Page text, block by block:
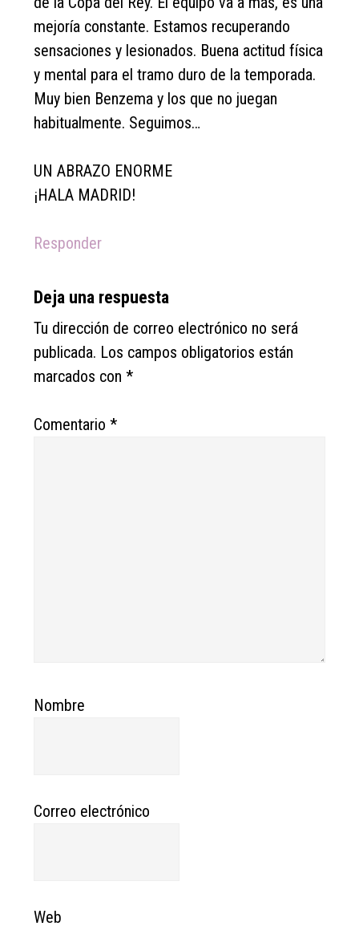
mejoría constante. Estamos recuperando
sensaciones y lesionados. Buena actitud física
y mental para el tramo duro de la temporada.
Muy bien Benzema y los que no juegan
habitualmente. Seguimos…
UN ABRAZO ENORME
¡HALA MADRID!
Responder
Deja una respuesta
Tu dirección de correo electrónico no será
publicada. Los campos obligatorios están
marcados con*
Comentario*
Nombre
Correo electrónico
Web